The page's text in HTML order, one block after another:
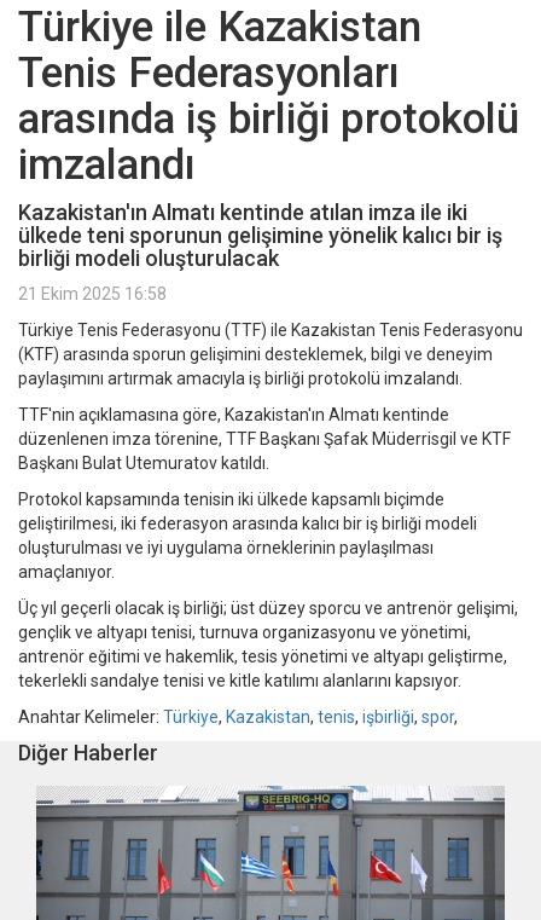
Türkiye ile Kazakistan
Tenis Federasyonları
arasında iş birliği protokolü
imzalandı
Kazakistan'ın Almatı kentinde atılan imza ile iki
ülkede teni sporunun gelişimine yönelik kalıcı bir iş
birliği modeli oluşturulacak
21 Ekim 2025 16:58
Türkiye Tenis Federasyonu (TTF) ile Kazakistan Tenis Federasyonu
(KTF) arasında sporun gelişimini desteklemek, bilgi ve deneyim
paylaşımını artırmak amacıyla iş birliği protokolü imzalandı.
TTF'nin açıklamasına göre, Kazakistan'ın Almatı kentinde
düzenlenen imza törenine, TTF Başkanı Şafak Müderrisgil ve KTF
Başkanı Bulat Utemuratov katıldı.
Protokol kapsamında tenisin iki ülkede kapsamlı biçimde
geliştirilmesi, iki federasyon arasında kalıcı bir iş birliği modeli
oluşturulması ve iyi uygulama örneklerinin paylaşılması
amaçlanıyor.
Üç yıl geçerli olacak iş birliği; üst düzey sporcu ve antrenör gelişimi,
gençlik ve altyapı tenisi, turnuva organizasyonu ve yönetimi,
antrenör eğitimi ve hakemlik, tesis yönetimi ve altyapı geliştirme,
tekerlekli sandalye tenisi ve kitle katılımı alanlarını kapsıyor.
Anahtar Kelimeler: Türkiye, Kazakistan, tenis, işbirliği, spor,
Diğer Haberler